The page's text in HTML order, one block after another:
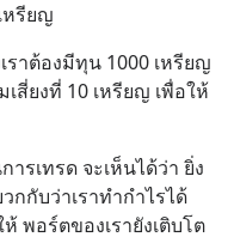
หรียญ
ราต้องมีทุน 1000 เหรียญ
สี่ยงที่ 10 เหรียญ เพื่อให้
รเทรด จะเห็นได้ว่า ยิ่ง
กกับว่าเราทำกำไรได้
พอร์ตของเรายังเติบโต